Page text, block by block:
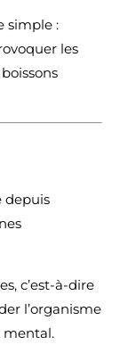
simple :
les
depuis
c’est-à-dire
l’organisme
mental.